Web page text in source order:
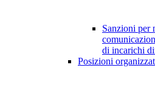
Sanzioni per
di incarichi
Posizioni